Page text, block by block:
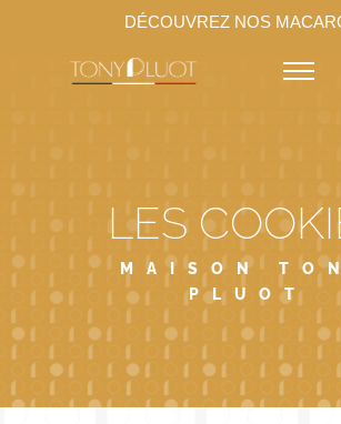
DÉCOUVREZ NOS
LES
MAISON
PLUOT